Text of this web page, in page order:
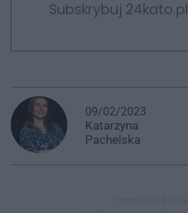
Subskrybuj 24kato.pl
09/02/2023
Katarzyna
Pachelska